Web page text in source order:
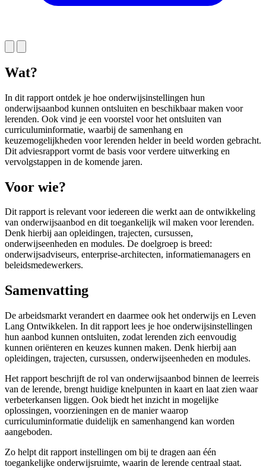
Wat?
In dit rapport ontdek je hoe onderwijsinstellingen hun
onderwijsaanbod kunnen ontsluiten en beschikbaar maken voor
lerenden. Ook vind je een voorstel voor het ontsluiten van
curriculuminformatie, waarbij de samenhang en
keuzemogelijkheden voor lerenden helder in beeld worden gebracht.
Dit adviesrapport vormt de basis voor verdere uitwerking en
vervolgstappen in de komende jaren.
Voor wie?
Dit rapport is relevant voor iedereen die werkt aan de ontwikkeling
van onderwijsaanbod en dit toegankelijk wil maken voor lerenden.
Denk hierbij aan opleidingen, trajecten, cursussen,
onderwijseenheden en modules. De doelgroep is breed:
onderwijsadviseurs, enterprise-architecten, informatiemanagers en
beleidsmedewerkers.
Samenvatting
De arbeidsmarkt verandert en daarmee ook het onderwijs en Leven
Lang Ontwikkelen. In dit rapport lees je hoe onderwijsinstellingen
hun aanbod kunnen ontsluiten, zodat lerenden zich eenvoudig
kunnen oriënteren en keuzes kunnen maken. Denk hierbij aan
opleidingen, trajecten, cursussen, onderwijseenheden en modules.
Het rapport beschrijft de rol van onderwijsaanbod binnen de leerreis
van de lerende, brengt huidige knelpunten in kaart en laat zien waar
verbeterkansen liggen. Ook biedt het inzicht in mogelijke
oplossingen, voorzieningen en de manier waarop
curriculuminformatie duidelijk en samenhangend kan worden
aangeboden.
Zo helpt dit rapport instellingen om bij te dragen aan één
toegankelijke onderwijsruimte, waarin de lerende centraal staat.